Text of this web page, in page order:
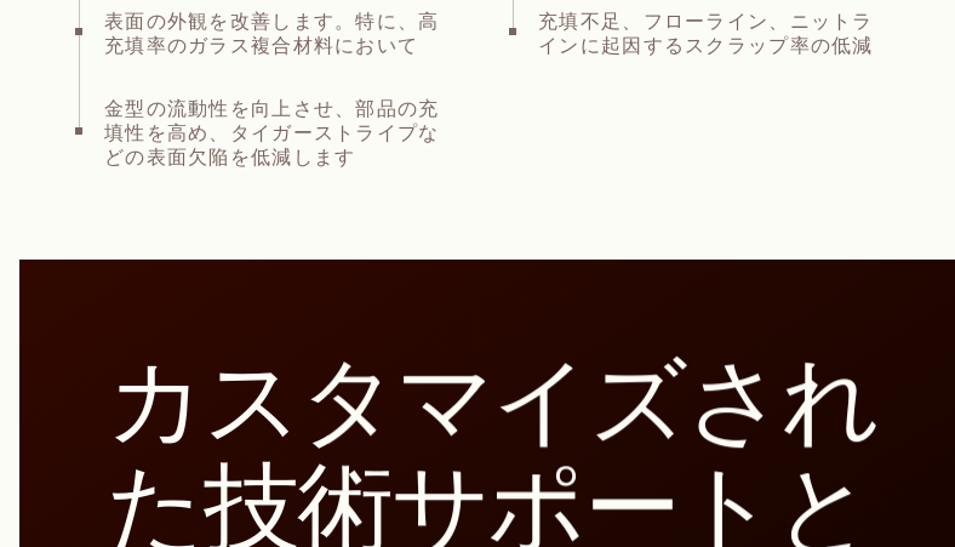
表面の外観を改善します。特に、高
充填率のガラス複合材料において
充填不足、フローライン、ニットラ
インに起因するスクラップ率の低減
金型の流動性を向上させ、部品の充
填性を高め、タイガーストライプな
どの表面欠陥を低減します
カスタマイズされ
た技術サポートと